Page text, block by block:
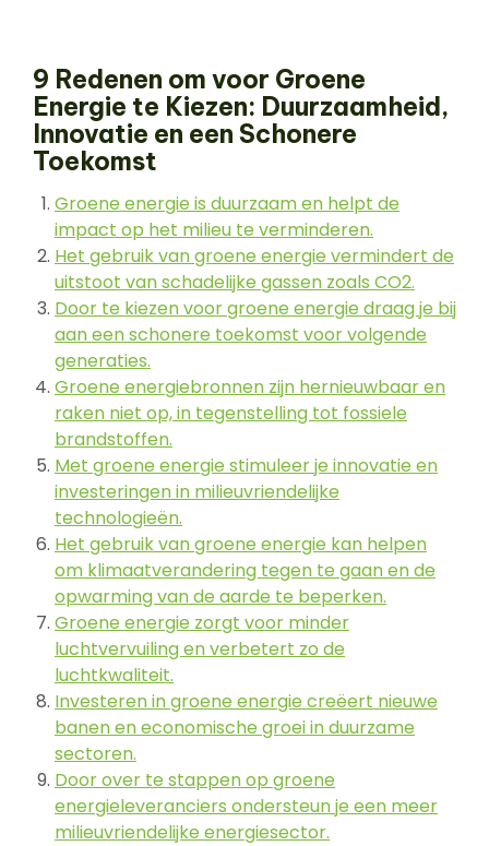
9 Redenen om voor Groene
Energie te Kiezen: Duurzaamheid,
Innovatie en een Schonere
Toekomst
Groene energie is duurzaam en helpt de
impact op het milieu te verminderen.
Het gebruik van groene energie vermindert de
uitstoot van schadelijke gassen zoals CO2.
Door te kiezen voor groene energie draag je bij
aan een schonere toekomst voor volgende
generaties.
Groene energiebronnen zijn hernieuwbaar en
raken niet op, in tegenstelling tot fossiele
brandstoffen.
Met groene energie stimuleer je innovatie en
investeringen in milieuvriendelijke
technologieën.
Het gebruik van groene energie kan helpen
om klimaatverandering tegen te gaan en de
opwarming van de aarde te beperken.
Groene energie zorgt voor minder
luchtvervuiling en verbetert zo de
luchtkwaliteit.
Investeren in groene energie creëert nieuwe
banen en economische groei in duurzame
sectoren.
Door over te stappen op groene
energieleveranciers ondersteun je een meer
milieuvriendelijke energiesector.